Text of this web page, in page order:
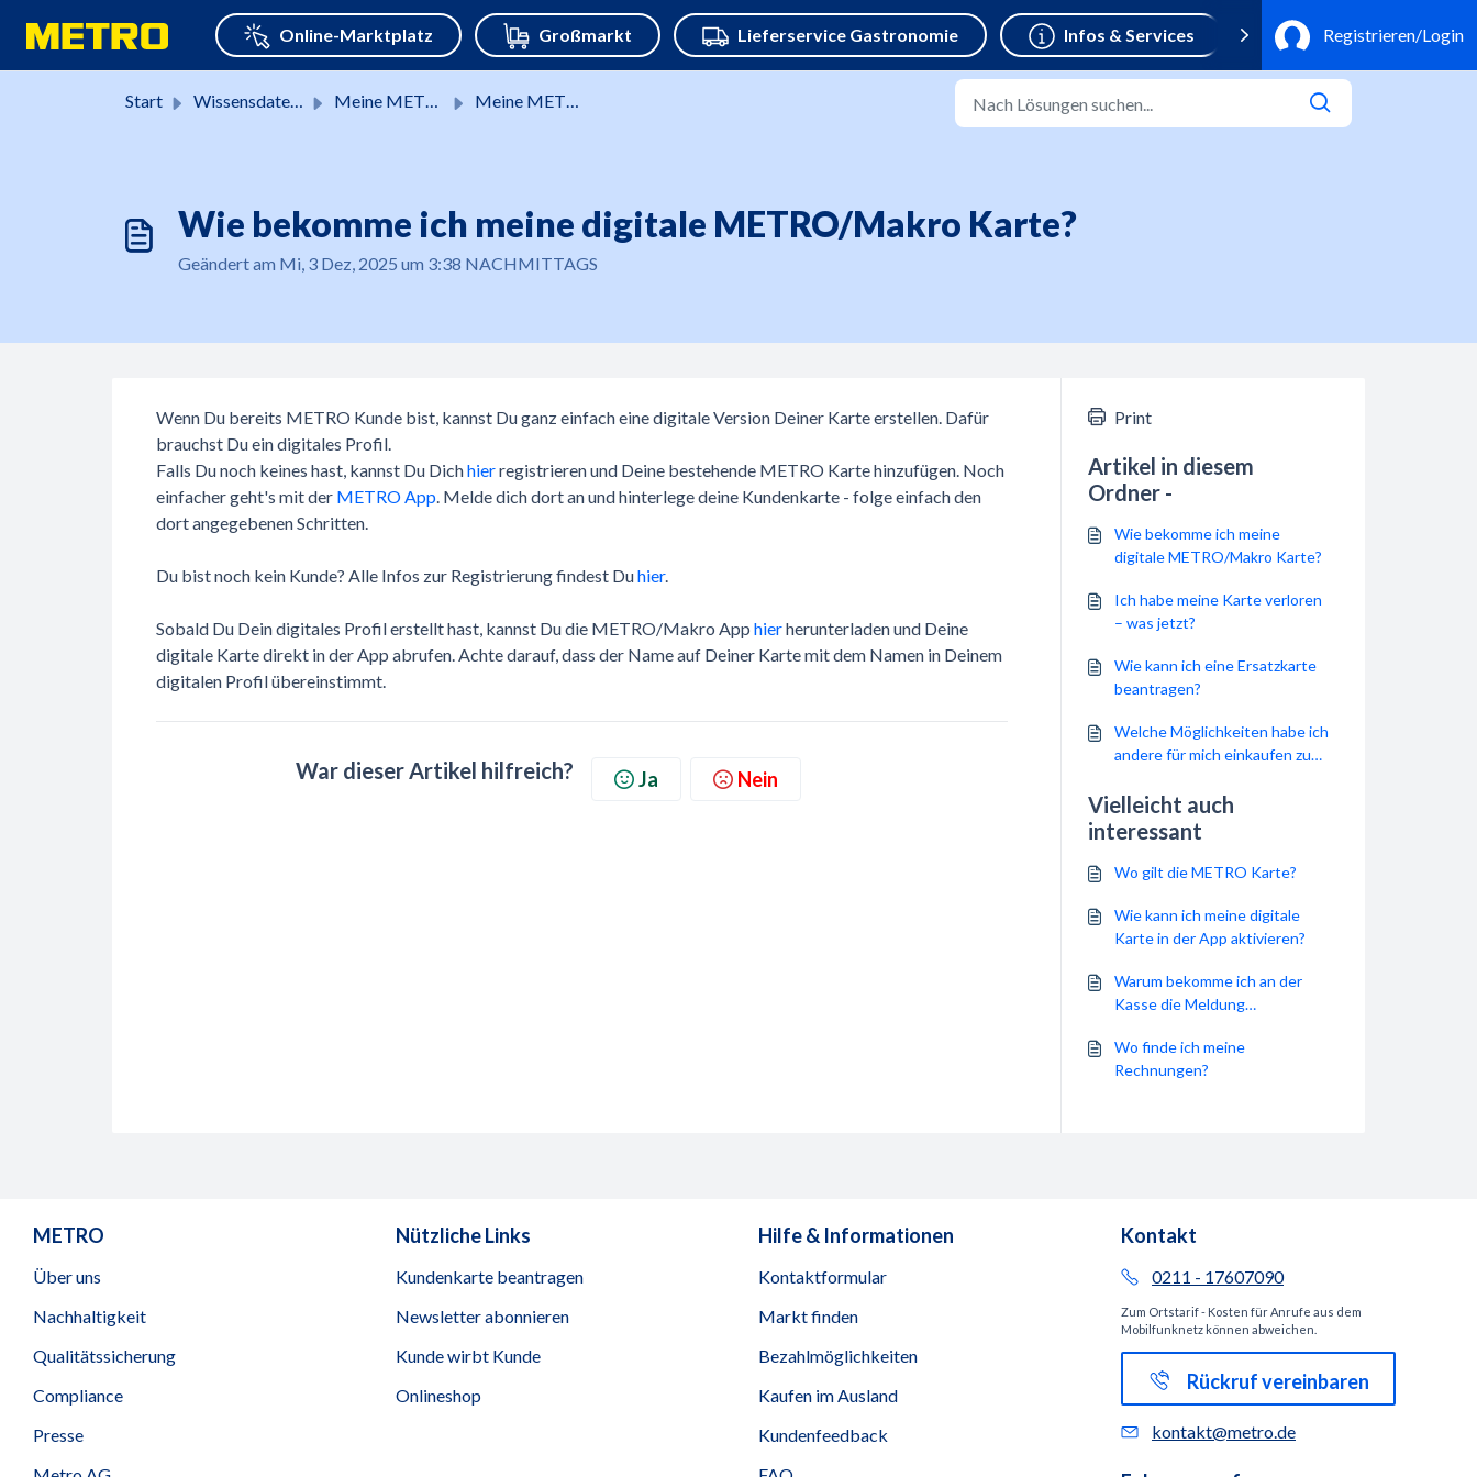
Zum hauptsächlichen Inhalt gehen
Start Wissensdatenbank Meine METRO Karte Meine METRO Karte
Wie bekomme ich meine digitale METRO/Makro Karte?
Geändert am Mi, 3 Dez, 2025 um 3:38 NACHMITTAGS
Wenn Du bereits METRO Kunde bist, kannst Du ganz einfach eine digitale Version Deiner Karte erstellen. Dafür
brauchst Du ein digitales Profil.
Falls Du noch keines hast, kannst Du Dichhierregistrieren und Deine bestehende METRO Karte hinzufügen. Noch
einfacher geht's mit der METRO App. Melde dich dort an und hinterlege deine Kundenkarte - folge einfach den
dort angegebenen Schritten.
Du bist noch kein Kunde? Alle Infos zur Registrierung findest Duhier.
Sobald Du Dein digitales Profil erstellt hast, kannst Du die METRO/Makro App hierherunterladen und Deine
digitale Karte direkt in der App abrufen. Achte darauf, dass der Name auf Deiner Karte mit dem Namen in Deinem
digitalen Profil übereinstimmt.
War dieser Artikel hilfreich? Ja Nein
Print
Artikel in diesem
Ordner -
Wie bekomme ich meine
digitale METRO/Makro Karte?
Ich habe meine Karte verloren
– was jetzt?
Wie kann ich eine Ersatzkarte
beantragen?
Welche Möglichkeiten habe ich
andere für mich einkaufen zu
Vielleicht auch
interessant
Wo gilt die METRO Karte?
Wie kann ich meine digitale
Karte in der App aktivieren?
Warum bekomme ich an der
Kasse die Meldung
Wo finde ich meine
Rechnungen?